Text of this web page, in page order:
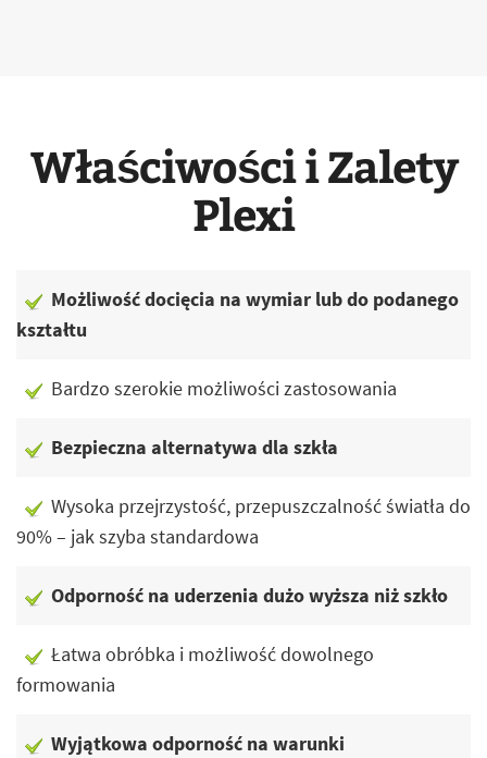
Właściwości i Zalety
Plexi
Możliwość docięcia na wymiar lub do podanego
kształtu
Bardzo szerokie możliwości zastosowania
Bezpieczna alternatywa dla szkła
Wysoka przejrzystość, przepuszczalność światła do
90% – jak szyba standardowa
Odporność na uderzenia dużo wyższa niż szkło
Łatwa obróbka i możliwość dowolnego
formowania
Wyjątkowa odporność na warunki